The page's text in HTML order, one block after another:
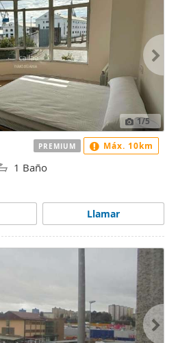
1/5
1 Baño
Llamar
PREMIUM Máx. 10km